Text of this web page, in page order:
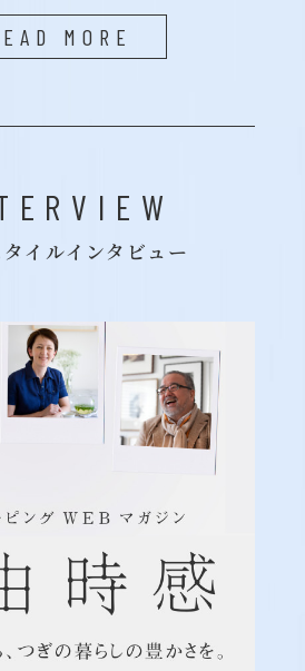
MORE
タイルインタビュー